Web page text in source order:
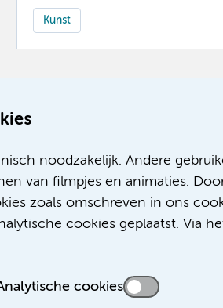
noodzakelijk. Andere
van filmpjes en animaties.
zoals omschreven in ons
cookies geplaatst. Via
cookies
Kunst